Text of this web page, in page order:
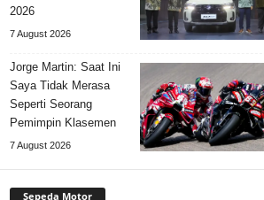
2026
7 August 2026
Jorge Martin: Saat Ini
Saya Tidak Merasa
Seperti Seorang
Pemimpin Klasemen
7 August 2026
Sepeda Motor